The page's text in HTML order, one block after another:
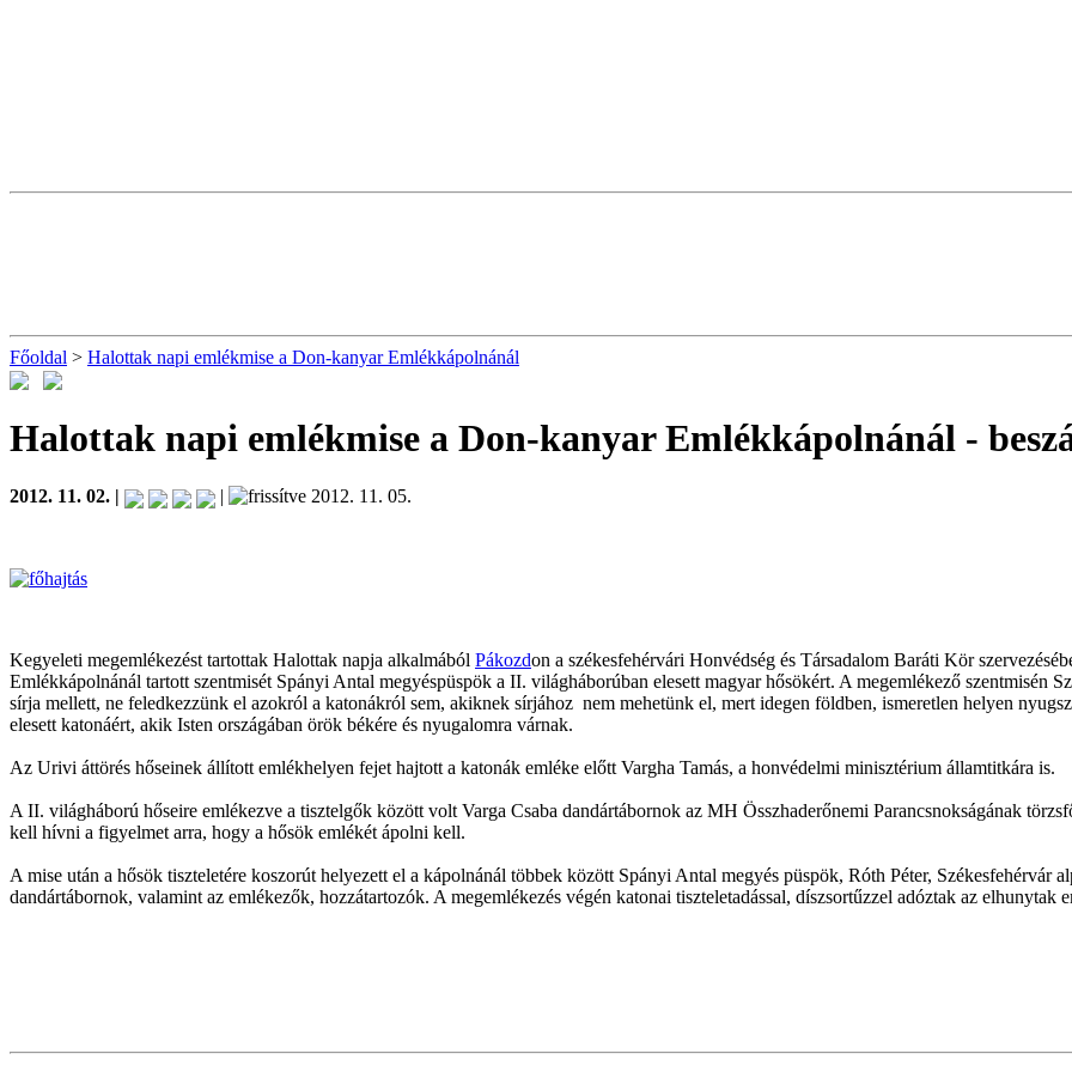
Főoldal > Halottak napi emlékmise a Don-kanyar Emlékkápolnánál
Halottak napi emlékmise a Don-kanyar Emlékkápolnánál -
2012. 11. 02. | | 2012. 11. 05.
Kegyeleti megemlékezést tartottak Halottak napja alkalmából Pákozdon a székesfehérvári Honvédség és Társadalom Baráti Kör
Emlékkápolnánál tartott szentmisét Spányi Antal megyéspüspök a II. világháborúban elesett magyar hősökért. A megemlékező szentmisén
sírja mellett, ne feledkezzünk el azokról a katonákról sem, akiknek sírjához nem mehetünk el, mert idegen földben, ismeretlen helyen
elesett katonáért, akik Isten országában örök békére és nyugalomra várnak.
Az Urivi áttörés hőseinek állított emlékhelyen fejet hajtott a katonák emléke előtt Vargha Tamás, a honvédelmi minisztérium államtitkára is.
A II. világháború hőseire emlékezve a tisztelgők között volt Varga Csaba dandártábornok az MH Összhaderőnemi Parancsnokságának
kell hívni a figyelmet arra, hogy a hősök emlékét ápolni kell.
A mise után a hősök tiszteletére koszorút helyezett el a kápolnánál többek között Spányi Antal megyés püspök, Róth Péter, Székesfehérvár
dandártábornok, valamint az emlékezők, hozzátartozók. A megemlékezés végén katonai tiszteletadással, díszsortűzzel adóztak az elhunytak